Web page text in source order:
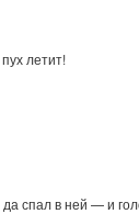
летит!
спал в ней — и